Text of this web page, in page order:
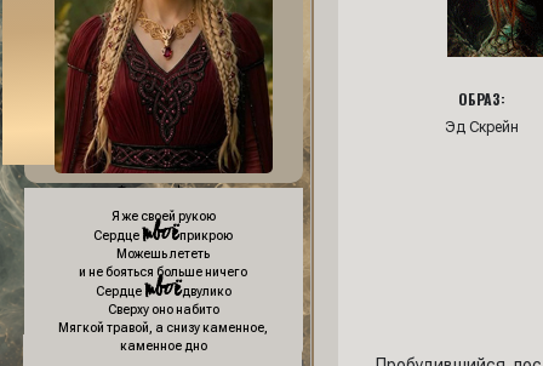
Фон профиля:
Я же своей рукою
Сердцетвоёприкрою
Можешь лететь
и не бояться больше ничего
Сердцетвоёдвулико
Сверху оно набито
Мягкой травой, а снизу каменное,
каменное дно
ОБРАЗ:
Эд Скрейн